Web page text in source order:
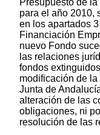
Presupuesto de
para el año 2010,
en los apartados
Financiación
nuevo Fondo
las relaciones
fondos
modificación de
Junta de
alteración de las
obligaciones, ni
resolución de las